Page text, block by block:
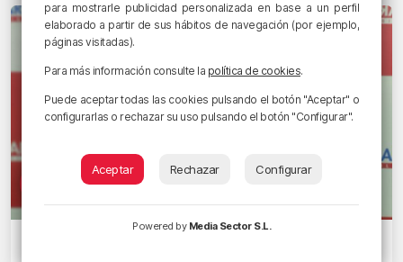
para mostrarle publicidad personalizada en base a un perfil
elaborado a partir de sus hábitos de navegación (por ejemplo,
páginas visitadas).
Para más información consulte la política de cookies.
Puede aceptar todas las cookies pulsando el botón "Aceptar" o
configurarlas o rechazar su uso pulsando el botón "Configurar".
Aceptar Rechazar Configurar
Powered by Media Sector S.L.